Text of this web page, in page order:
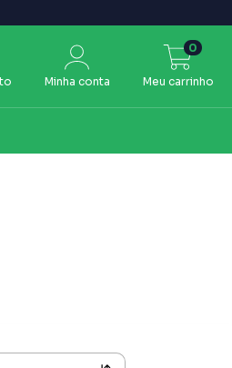
Minha conta Meu carrinho
0